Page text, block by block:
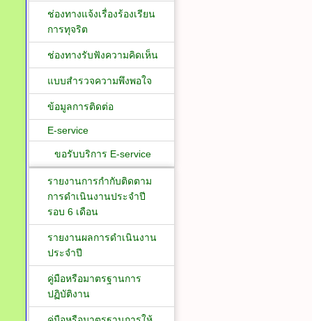
ช่องทางแจ้งเรื่องร้องเรียน
การทุจริต
ช่องทางรับฟังความคิดเห็น
แบบสำรวจความพึงพอใจ
ข้อมูลการติดต่อ
E-service
ขอรับบริการ E-service
รายงานการกำกับติดตาม
การดำเนินงานประจำปี
รอบ 6 เดือน
รายงานผลการดำเนินงาน
ประจำปี
คู่มือหรือมาตรฐานการ
ปฏิบัติงาน